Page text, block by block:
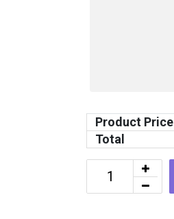
Product Price
Total